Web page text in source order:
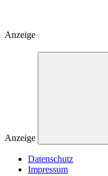
Anzeige
Anzeige
Datenschutz
Impressum